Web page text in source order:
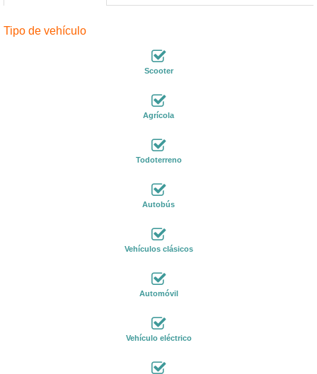
Tipo de vehículo
Scooter
Agrícola
Todoterreno
Autobús
Vehículos clásicos
Automóvil
Vehículo eléctrico